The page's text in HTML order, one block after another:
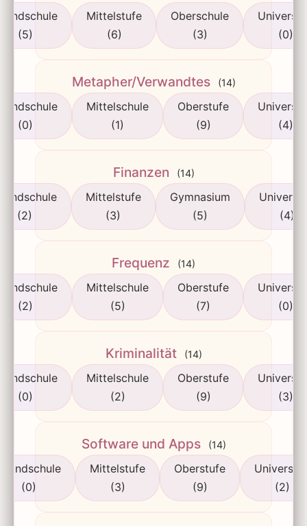
(5)
Mittelstufe
(6)
Oberschule
(3)
(0)
Metapher/Verwandtes (14)
(0)
Mittelschule
(1)
Oberstufe
(9)
(4)
Finanzen (14)
(2)
Mittelstufe
(3)
Gymnasium
(5)
(4)
Frequenz (14)
(2)
Mittelschule
(5)
Oberstufe
(7)
(0)
Kriminalität (14)
(0)
Mittelschule
(2)
Oberstufe
(9)
(3)
Software und Apps (14)
(0)
Mittelstufe
(3)
Oberstufe
(9)
(2)